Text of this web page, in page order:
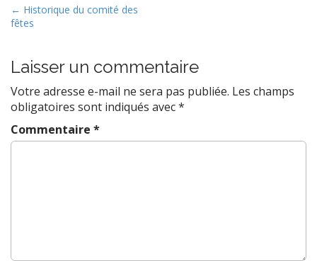
P
o
t
n
a
v
i
← Historique du comité des
fêtes
Laisser un commentaire
Votre adresse e-mail ne sera pas publiée. Les champs
obligatoires sont indiqués avec*
Commentaire *